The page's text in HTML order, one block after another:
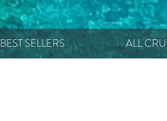
BEST SELLERS ALL